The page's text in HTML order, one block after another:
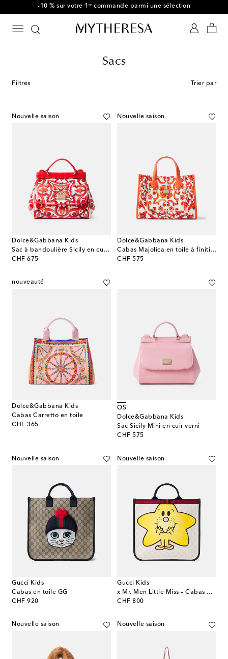
-10 % sur votre 1ʳᵉ commande parmi une sélection
Sacs
Filtres Trier par
Nouvelle saison
Dolce&Gabbana Kids
Sac à bandoulière Sicily en cuir imprimé
CHF 675
original price
Nouvelle saison
Dolce&Gabbana Kids
Cabas Majolica en toile à finitions en cuir
CHF 575
original price
nouveauté
Dolce&Gabbana Kids
Cabas Carretto en toile
CHF 365
original price
OS
Dolce&Gabbana Kids
Sac Sicily Mini en cuir verni
CHF 575
original price
Nouvelle saison
Gucci Kids
Cabas en toile GG
CHF 920
original price
Nouvelle saison
Gucci Kids
x Mr. Men Little Miss – Cabas en toile GG
CHF 800
original price
Nouvelle saison Nouvelle saison